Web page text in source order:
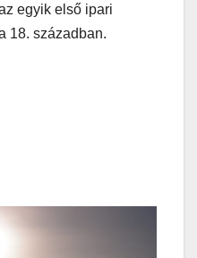
egyik első ipari
18. században.
hallani.